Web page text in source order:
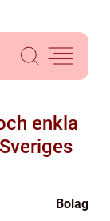
enkla
Bolag